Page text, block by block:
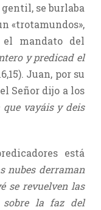
se burlaba
«trotamundos»,
mandato del
y predicad el
Juan, por su
Señor dijo a los
que vayáis y deis
está
nubes derraman
se revuelven las
sobre la faz del